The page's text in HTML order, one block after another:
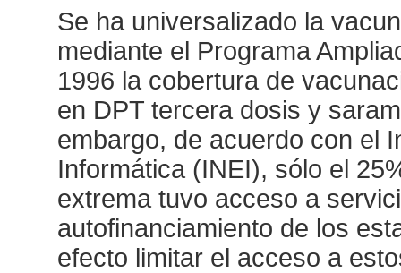
Se ha universalizado la
mediante el Programa
1996 la cobertura de
en DPT tercera dosis y
embargo, de acuerdo con el
Informática (INEI), sólo el
extrema tuvo acceso a
autofinanciamiento de los
efecto limitar el acceso a